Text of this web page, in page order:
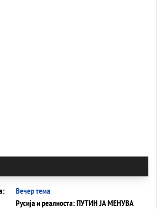
Вечер тема
Русија и реалноста: ПУТИН ЈА МЕНУВА